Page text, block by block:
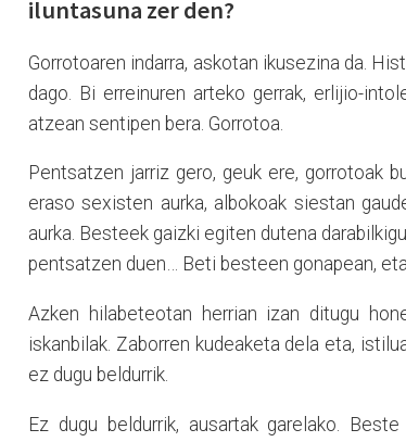
iluntasuna zer den?
Gorrotoaren indarra, askotan ikusezina da.
dago. Bi erreinuren arteko gerrak, erlijio-
atzean sentipen bera. Gorrotoa.
Pentsatzen jarriz gero, geuk ere, gorrotoak
eraso sexisten aurka, albokoak siestan
aurka. Besteek gaizki egiten dutena
pentsatzen duen… Beti besteen gonapean,
Azken hilabeteotan herrian izan ditugu
iskanbilak. Zaborren kudeaketa dela eta,
ez dugu beldurrik.
Ez dugu beldurrik, ausartak garelako.